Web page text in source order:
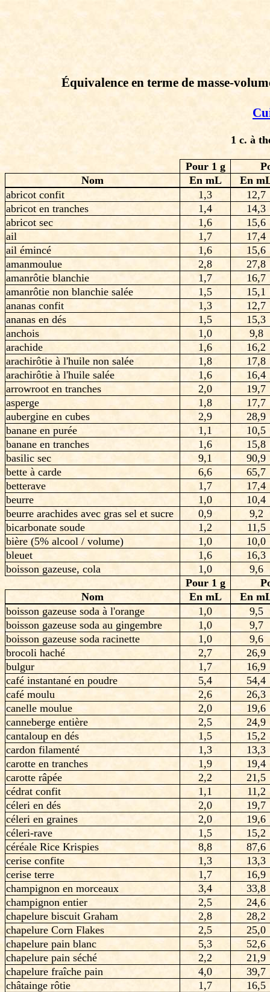
Équivalence en terme de masse-
1 c. à
Pour 1 g
Nom
En mL
En
abricot confit
1,3
12,7
abricot en tranches
1,4
14,3
abricot sec
1,6
15,6
ail
1,7
17,4
ail émincé
1,6
15,6
amanmoulue
2,8
27,8
amanrôtie blanchie
1,7
16,7
amanrôtie non blanchie salée
1,5
15,1
ananas confit
1,3
12,7
ananas en dés
1,5
15,3
anchois
1,0
9,8
arachide
1,6
16,2
arachirôtie à l'huile non salée
1,8
17,8
arachirôtie à l'huile salée
1,6
16,4
arrowroot en tranches
2,0
19,7
asperge
1,8
17,7
aubergine en cubes
2,9
28,9
banane en purée
1,1
10,5
banane en tranches
1,6
15,8
basilic sec
9,1
90,9
bette à carde
6,6
65,7
betterave
1,7
17,4
beurre
1,0
10,4
beurre arachides avec gras sel et sucre
0,9
9,2
bicarbonate soude
1,2
11,5
bière (5% alcool / volume)
1,0
10,0
bleuet
1,6
16,3
boisson gazeuse, cola
1,0
9,6
Pour 1 g
Nom
En mL
En
boisson gazeuse soda à l'orange
1,0
9,5
boisson gazeuse soda au gingembre
1,0
9,7
boisson gazeuse soda racinette
1,0
9,6
brocoli haché
2,7
26,9
bulgur
1,7
16,9
café instantané en poudre
5,4
54,4
café moulu
2,6
26,3
canelle moulue
2,0
19,6
canneberge entière
2,5
24,9
cantaloup en dés
1,5
15,2
cardon filamenté
1,3
13,3
carotte en tranches
1,9
19,4
carotte râpée
2,2
21,5
cédrat confit
1,1
11,2
céleri en dés
2,0
19,7
céleri en graines
2,0
19,6
céleri-rave
1,5
15,2
céréale Rice Krispies
8,8
87,6
cerise confite
1,3
13,3
cerise terre
1,7
16,9
champignon en morceaux
3,4
33,8
champignon entier
2,5
24,6
chapelure biscuit Graham
2,8
28,2
chapelure Corn Flakes
2,5
25,0
chapelure pain blanc
5,3
52,6
chapelure pain séché
2,2
21,9
chapelure fraîche pain
4,0
39,7
châtainge rôtie
1,7
16,5